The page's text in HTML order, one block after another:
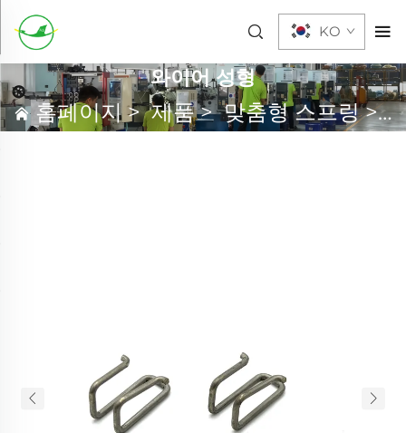
KO
와이어 성형
홈페이지>제품>맞춤형 스프링>